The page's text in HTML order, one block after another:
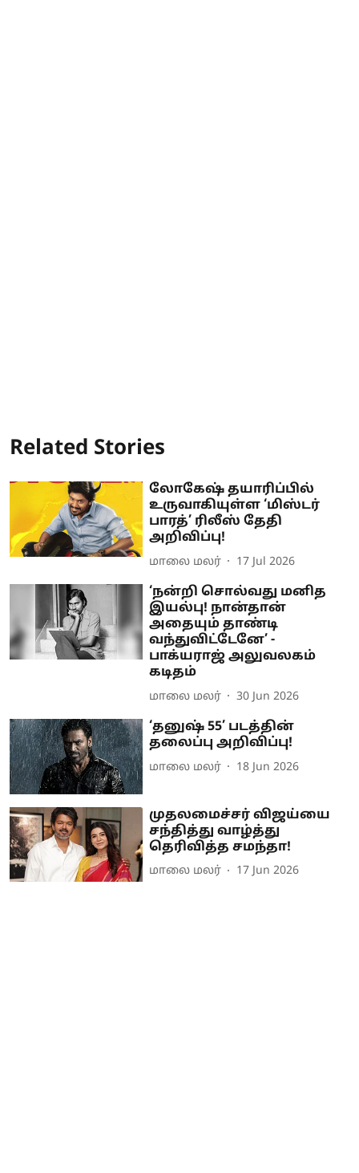
Related Stories
லோகேஷ் தயாரிப்பில்
உருவாகியுள்ள ‘மிஸ்டர்
பாரத்’ ரிலீஸ் தேதி
அறிவிப்பு!
மாலை மலர் 17 Jul 2026
‘நன்றி சொல்வது மனித
இயல்பு! நான்தான்
அதையும் தாண்டி
வந்துவிட்டேனே’ -
பாக்யராஜ் அலுவலகம்
கடிதம்
மாலை மலர் 30 Jun 2026
‘தனுஷ் 55’ படத்தின்
தலைப்பு அறிவிப்பு!
மாலை மலர் 18 Jun 2026
முதலமைச்சர் விஜய்யை
சந்தித்து வாழ்த்து
தெரிவித்த சமந்தா!
மாலை மலர் 17 Jun 2026